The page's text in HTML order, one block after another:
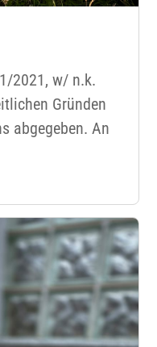
2021, w/ n.k.
Gründen
abgegeben. An